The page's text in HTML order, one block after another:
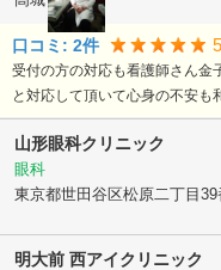
口コミ: 2件 5
受付の方の対応も看護師さん金
と対応して頂いて心身の不安も
山形眼科クリニック
眼科
東京都世田谷区松原二丁目39
明大前 西アイクリニック